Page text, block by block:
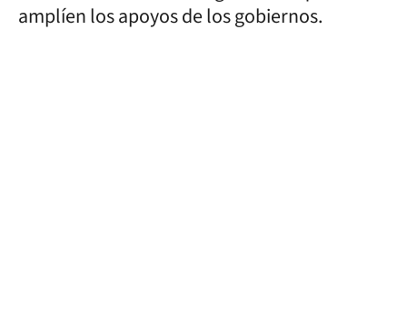
amplíen los apoyos de los gobiernos.